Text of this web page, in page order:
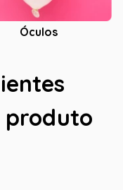
Óculos
produto